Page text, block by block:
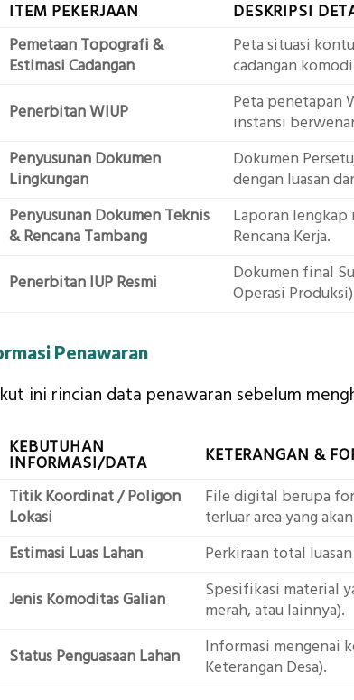
ITEM PEKERJAAN
DESKRIPSI
Pemetaan Topografi &
Estimasi Cadangan
Peta situasi
cadangan
Penerbitan WIUP
Peta penetapan
instansi
Penyusunan Dokumen
Lingkungan
Dokumen
dengan luasan
Penyusunan Dokumen Teknis
& Rencana Tambang
Laporan lengkap
Rencana Kerja.
Penerbitan IUP Resmi
Dokumen final
Operasi
Penawaran
ini rincian data penawaran sebelum
KEBUTUHAN
INFORMASI/DATA KETERANGAN &
Titik Koordinat / Poligon
Lokasi
File digital berupa
terluar area yang
Estimasi Luas Lahan Perkiraan total
Jenis Komoditas Galian
Spesifikasi material
merah, atau lainnya).
Status Penguasaan Lahan
Informasi mengenai
Keterangan Desa).